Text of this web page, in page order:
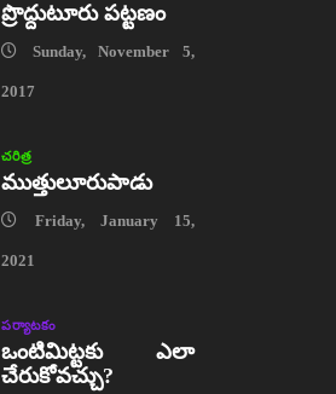
ప్రొద్దుటూరు పట్టణం
Sunday, November 5,
2017
చరిత్ర
ముత్తులూరుపాడు
Friday, January 15,
2021
పర్యాటకం
ఒంటిమిట్టకు ఎలా
చేరుకోవచ్చు?